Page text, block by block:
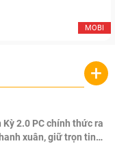
MOBI
+
2.0 PC chính thức ra
xuân, giữ trọn tinh